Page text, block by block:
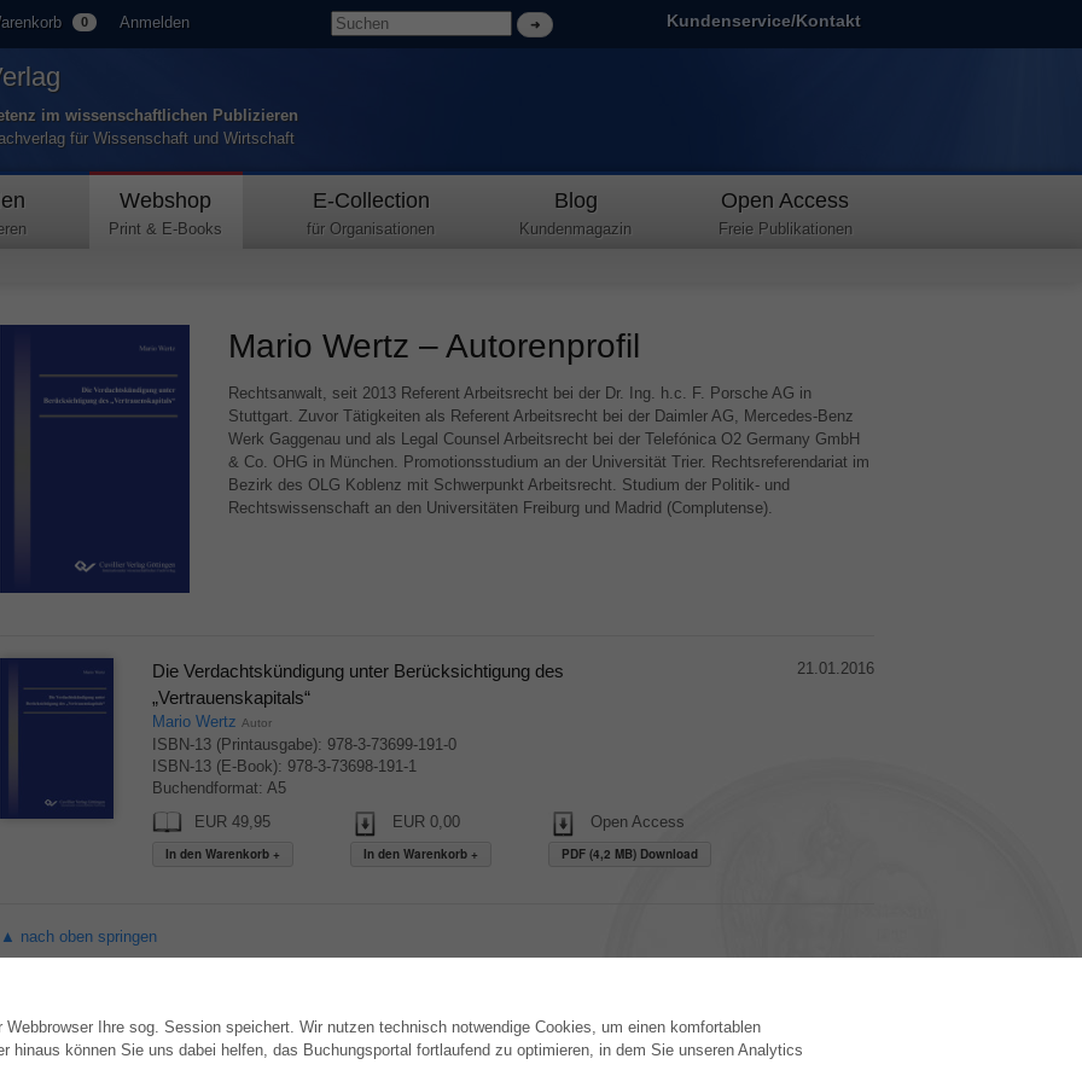
Ihre sog. Session speichert. Wir nutzen technisch notwendige Cookies, um einen komfortablen
hinaus können Sie uns dabei helfen, das Buchungsportal fortlaufend zu optimieren, in dem Sie unseren Analytics
0 Anmelden Kundenservice/Kontakt
im wissenschaftlichen Publizieren
für Wissenschaft und Wirtschaft
Webshop
Print & E-Books
E-Collection
für Organisationen
Blog
Kundenmagazin
Open Access
Freie Publikationen
Mario Wertz – Autorenprofil
Rechtsanwalt, seit 2013 Referent Arbeitsrecht bei der Dr. Ing. h.c. F. Porsche AG in
Stuttgart. Zuvor Tätigkeiten als Referent Arbeitsrecht bei der Daimler AG, Mercedes-Benz
Werk Gaggenau und als Legal Counsel Arbeitsrecht bei der Telefónica O2 Germany GmbH
& Co. OHG in München. Promotionsstudium an der Universität Trier. Rechtsreferendariat im
Bezirk des OLG Koblenz mit Schwerpunkt Arbeitsrecht. Studium der Politik- und
Rechtswissenschaft an den Universitäten Freiburg und Madrid (Complutense).
Die Verdachtskündigung unter Berücksichtigung des
„Vertrauenskapitals“
Mario Wertz Autor
ISBN-13 (Printausgabe): 978-3-73699-191-0
ISBN-13 (E-Book): 978-3-73698-191-1
Buchendformat: A5
EUR 49,95
EUR 0,00 Open Access
PDF (4,2 MB) Download
21.01.2016
▲ nach oben springen
WEBSHOP AUTOR WERDEN VERLAG